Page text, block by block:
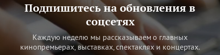
Подпишитесь на обновления в
соцсетях
Каждую неделю мы рассказываем о главных
кинопремьерах, выставках, спектаклях и концертах.